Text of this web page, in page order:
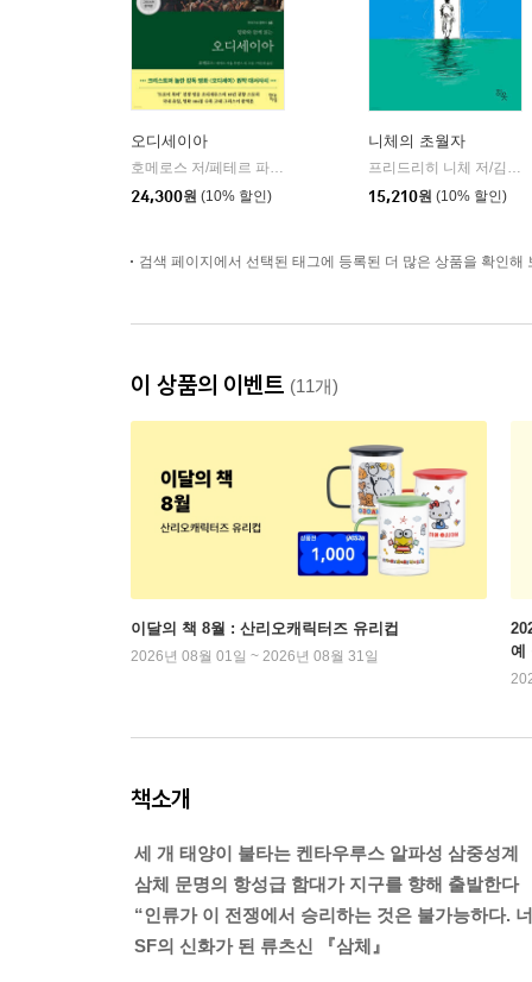
오디세이아
호메로스 저/페테르 파울 루벤스 그림/박문재 역 |
현대지성
24,300원 (10% 할인)
니체의 초월자
프리드리히 니체 저/김철 편역
15,210원 (10% 할인)
검색 페이지에서 선택된 태그에 등록된 더 많은 상품을 확인해
이 상품의 이벤트 (11개)
이달의 책 8월 : 산리오캐릭터즈 유리컵
2026년 08월 01일 ~ 2026년 08월 31일
예
책소개
세 개 태양이 불타는 켄타우루스 알파성 삼중성계
삼체 문명의 항성급 함대가 지구를 향해 출발한다
“인류가 이 전쟁에서 승리하는 것은 불가능하다.
SF의 신화가 된 류츠신 『삼체』